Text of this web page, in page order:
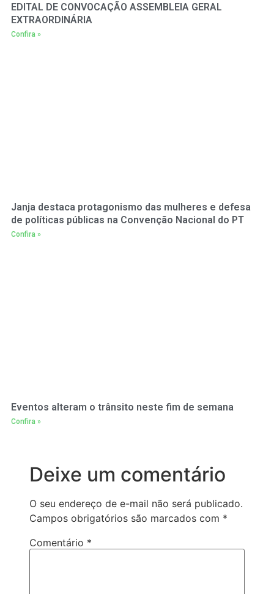
EDITAL DE CONVOCAÇÃO ASSEMBLEIA GERAL
EXTRAORDINÁRIA
Confira »
Janja destaca protagonismo das mulheres e defesa
de políticas públicas na Convenção Nacional do PT
Confira »
Eventos alteram o trânsito neste fim de semana
Confira »
Deixe um comentário
O seu endereço de e-mail não será publicado.
Campos obrigatórios são marcados com *
Comentário *